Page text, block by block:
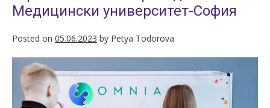
Медицински университет-София
Posted on 05.06.2023 by Petya Todorova